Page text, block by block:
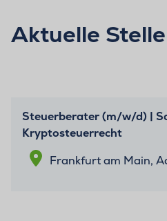
Aktuelle
Steuerberater (m/w/d) |
Kryptosteuerrecht
Frankfurt am Main,